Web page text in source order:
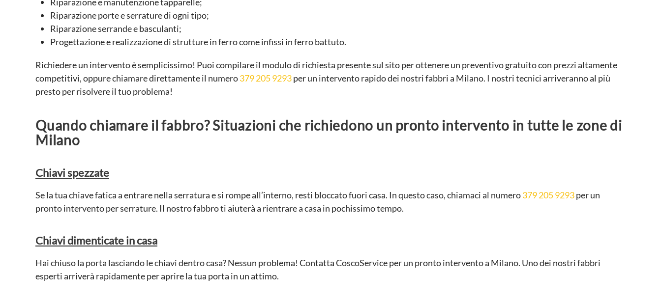
Riparazione porte e serrature di ogni tipo;
Riparazione serrande e basculanti;
Progettazione e realizzazione di strutture in ferro come infissi in ferro battuto.
Richiedere un intervento è semplicissimo! Puoi compilare il modulo di richiesta presente sul sito per ottenere un preventivo gratuito con prezzi altamente
competitivi, oppure chiamare direttamente il numero379 205 9293per un intervento rapido dei nostri fabbri a Milano. I nostri tecnici arriveranno al più
presto per risolvere il tuo problema!
Quando chiamare il fabbro? Situazioni che richiedono un pronto intervento in tutte le zone di
Milano
Chiavi spezzate
Se la tua chiave fatica a entrare nella serratura e si rompe all’interno, resti bloccato fuori casa. In questo caso, chiamaci al numero379 205 9293per un
pronto intervento per serrature. Il nostro fabbro ti aiuterà a rientrare a casa in pochissimo tempo.
Chiavi dimenticate in casa
Hai chiuso la porta lasciando le chiavi dentro casa? Nessun problema! Contatta CoscoService per un pronto intervento a Milano. Uno dei nostri fabbri
esperti arriverà rapidamente per aprire la tua porta in un attimo.